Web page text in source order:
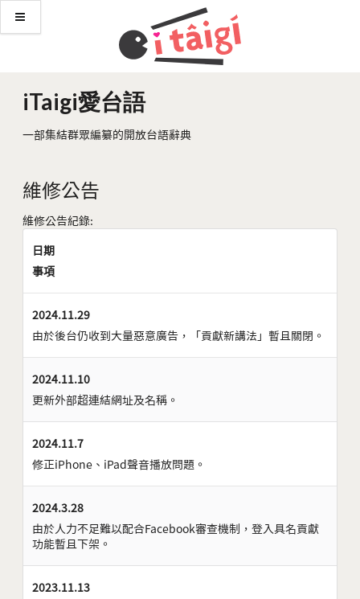
iTaigi愛台語
一部集結群眾編纂的開放台語辭典
維修公告
維修公告紀錄:
日期
事項
2024.11.29
由於後台仍收到大量惡意廣告，「貢獻新講法」暫且關閉。
2024.11.10
更新外部超連結網址及名稱。
2024.11.7
修正iPhone、iPad聲音播放問題。
2024.3.28
由於人力不足難以配合Facebook審查機制，登入具名貢獻
功能暫且下架。
2023.11.13